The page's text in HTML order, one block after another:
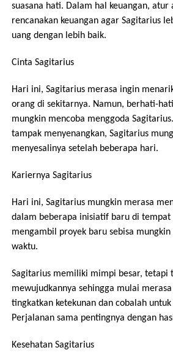
suasana hati. Dalam hal keuangan, atur
rencanakan keuangan agar Sagitarius
uang dengan lebih baik.
Cinta Sagitarius
Hari ini, Sagitarius merasa ingin
orang di sekitarnya. Namun, berhati-
mungkin mencoba menggoda
tampak menyenangkan, Sagitarius
menyesalinya setelah beberapa hari.
Kariernya Sagitarius
Hari ini, Sagitarius mungkin merasa
dalam beberapa inisiatif baru di tempat
mengambil proyek baru sebisa
waktu.
Sagitarius memiliki mimpi besar, tetapi
mewujudkannya sehingga mulai
tingkatkan ketekunan dan cobalah
Perjalanan sama pentingnya dengan
Kesehatan Sagitarius